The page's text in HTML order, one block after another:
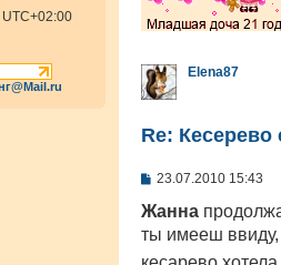
UTC+02:00
Elena87
Re:
С
о
щ
23.07.2010 15:43
Жанна
ты имееш ввиду,